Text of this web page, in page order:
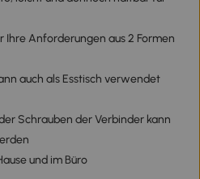
Anforderungen aus 2 Formen
auch als Esstisch verwendet
Schrauben der Verbinder kann
und im Büro